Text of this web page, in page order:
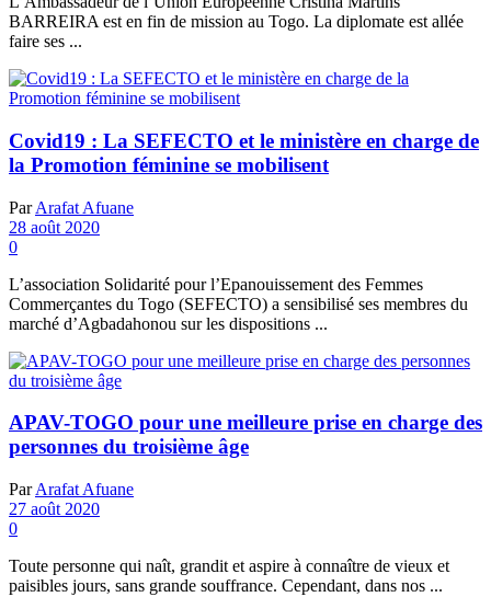
BARREIRA est en fin de mission au Togo. La diplomate est allée
faire ses ...
Covid19 : La SEFECTO et le ministère en charge de
la Promotion féminine se mobilisent
Par Arafat Afuane
28 août 2020
0
L’association Solidarité pour l’Epanouissement des Femmes
Commerçantes du Togo (SEFECTO) a sensibilisé ses membres du
marché d’Agbadahonou sur les dispositions ...
APAV-TOGO pour une meilleure prise en charge des
personnes du troisième âge
Par Arafat Afuane
27 août 2020
0
Toute personne qui naît, grandit et aspire à connaître de vieux et
paisibles jours, sans grande souffrance. Cependant, dans nos ...